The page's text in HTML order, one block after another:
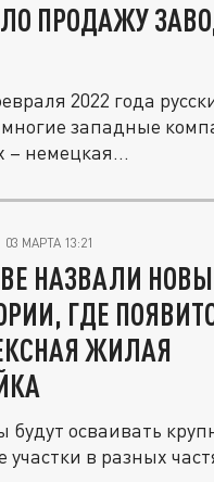
ПРОДАЖУ
2022 года
западные
– немецкая...
03 МАРТА 13:21
НАЗВАЛИ
ГДЕ
ЖИЛАЯ
будут осваивать
участки в разных